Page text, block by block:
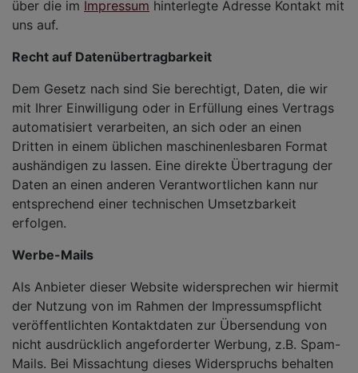
über die im Impressum hinterlegte Adresse Kontakt mit
uns auf.
Recht auf Datenübertragbarkeit
Dem Gesetz nach sind Sie berechtigt, Daten, die wir
mit Ihrer Einwilligung oder in Erfüllung eines Vertrags
automatisiert verarbeiten, an sich oder an einen
Dritten in einem üblichen maschinenlesbaren Format
aushändigen zu lassen. Eine direkte Übertragung der
Daten an einen anderen Verantwortlichen kann nur
entsprechend einer technischen Umsetzbarkeit
erfolgen.
Werbe-Mails
Als Anbieter dieser Website widersprechen wir hiermit
der Nutzung von im Rahmen der Impressumspflicht
veröffentlichten Kontaktdaten zur Übersendung von
nicht ausdrücklich angeforderter Werbung, z.B. Spam-
Mails. Bei Missachtung dieses Widerspruchs behalten